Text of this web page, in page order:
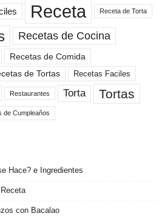
Receta Receta de Torta
Recetas de Cocina
Recetas de Comida
de Tortas Recetas Faciles
Restaurantes Torta Tortas
de Cumpleaños
Hace? e Ingredientes
con Bacalao